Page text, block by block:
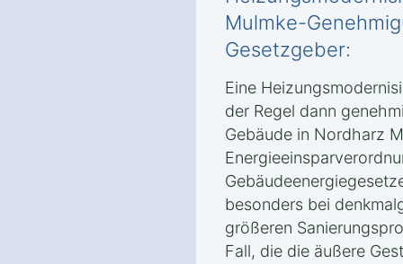
Mulmke-
Gesetzgeber:
Eine
der Regel dann
Gebäude in Nordharz
besonders bei
größeren
Fall, die die äußere